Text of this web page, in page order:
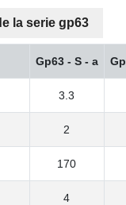
la serie gp63
Gp63 - S - a
3.3
2
170
4